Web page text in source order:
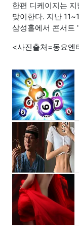
한편 디케이지는
맞이한다. 지난
삼성홀에서 콘서트
<사진출처=동요엔